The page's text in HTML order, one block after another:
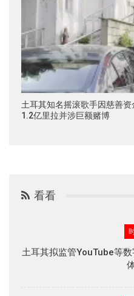
土耳其知名摇滚歌手因慈善
1.2亿里拉并涉巨额赌博
看看
土耳其拟监管YouTube等